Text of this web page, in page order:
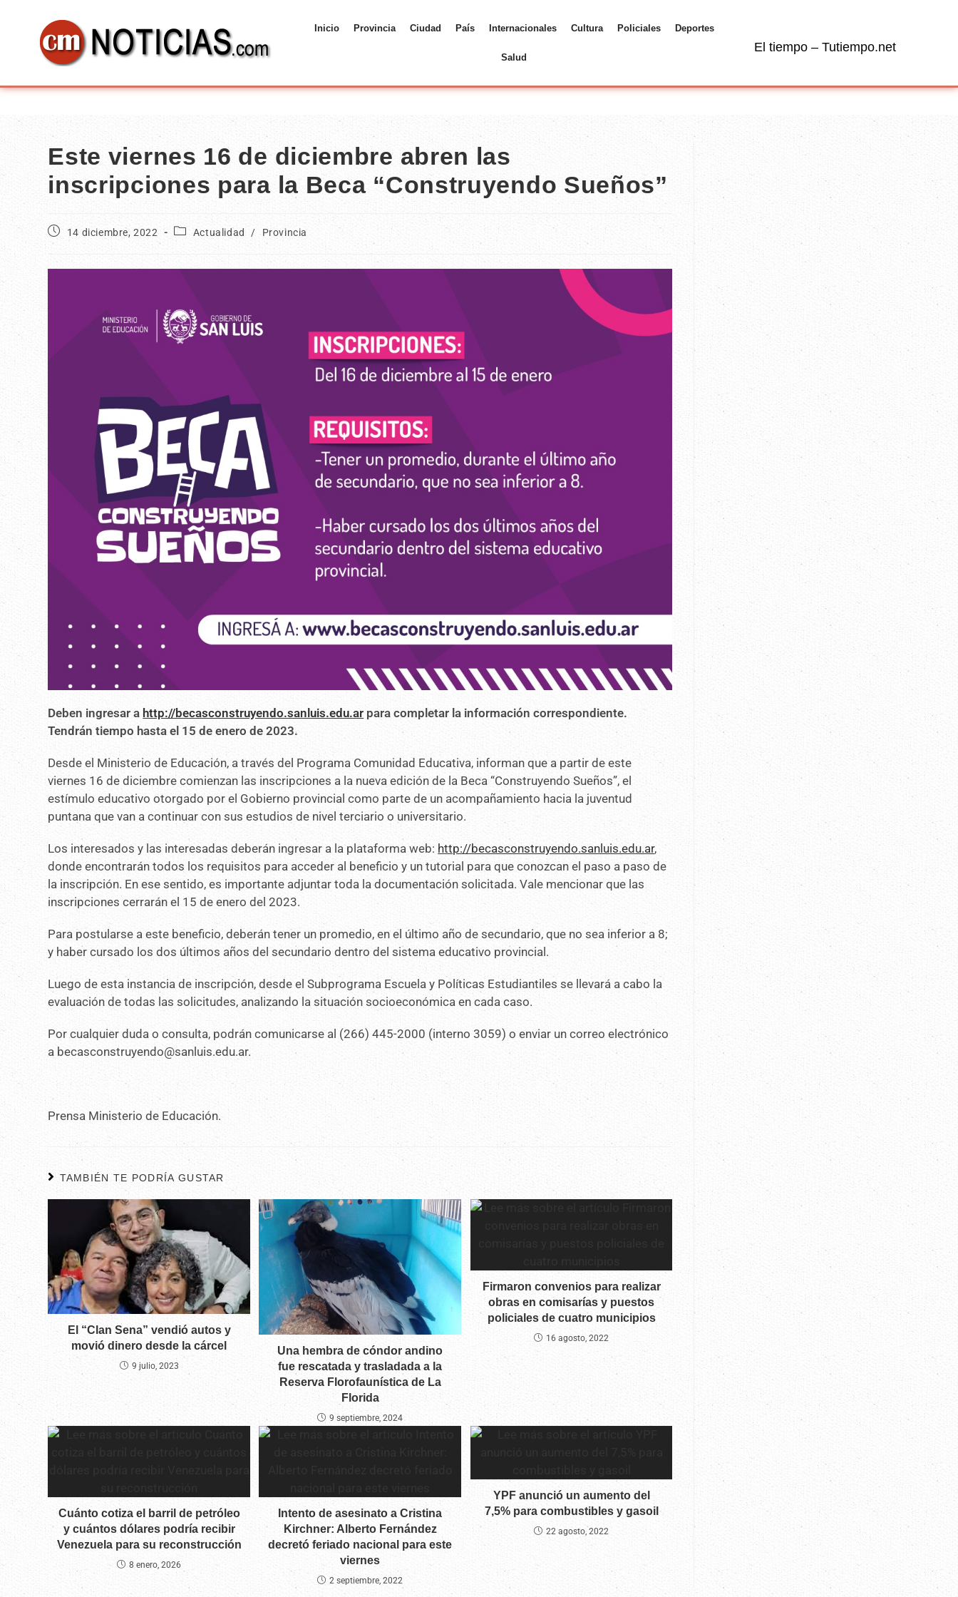
Inicio Provincia Ciudad País Internacionales Cultura Policiales Deportes
Salud
El tiempo – Tutiempo.net
Este viernes 16 de diciembre abren las
inscripciones para la Beca “Construyendo Sueños”
14 diciembre, 2022 Actualidad / Provincia
Deben ingresar a http://becasconstruyendo.sanluis.edu.ar para completar la información correspondiente.
Tendrán tiempo hasta el 15 de enero de 2023.
Desde el Ministerio de Educación, a través del Programa Comunidad Educativa, informan que a partir de este
viernes 16 de diciembre comienzan las inscripciones a la nueva edición de la Beca “Construyendo Sueños”, el
estímulo educativo otorgado por el Gobierno provincial como parte de un acompañamiento hacia la juventud
puntana que van a continuar con sus estudios de nivel terciario o universitario.
Los interesados y las interesadas deberán ingresar a la plataforma web: http://becasconstruyendo.sanluis.edu.ar,
donde encontrarán todos los requisitos para acceder al beneficio y un tutorial para que conozcan el paso a paso de
la inscripción. En ese sentido, es importante adjuntar toda la documentación solicitada. Vale mencionar que las
inscripciones cerrarán el 15 de enero del 2023.
Para postularse a este beneficio, deberán tener un promedio, en el último año de secundario, que no sea inferior a 8;
y haber cursado los dos últimos años del secundario dentro del sistema educativo provincial.
Luego de esta instancia de inscripción, desde el Subprograma Escuela y Políticas Estudiantiles se llevará a cabo la
evaluación de todas las solicitudes, analizando la situación socioeconómica en cada caso.
Por cualquier duda o consulta, podrán comunicarse al (266) 445-2000 (interno 3059) o enviar un correo electrónico
a becasconstruyendo@sanluis.edu.ar.
Prensa Ministerio de Educación.
TAMBIÉN TE PODRÍA GUSTAR
El “Clan Sena” vendió autos y
movió dinero desde la cárcel
9 julio, 2023
Una hembra de cóndor andino
fue rescatada y trasladada a la
Reserva Florofaunística de La
Florida
9 septiembre, 2024
Firmaron convenios para realizar
obras en comisarías y puestos
policiales de cuatro municipios
16 agosto, 2022
Cuánto cotiza el barril de petróleo
y cuántos dólares podría recibir
Venezuela para su reconstrucción
8 enero, 2026
Intento de asesinato a Cristina
Kirchner: Alberto Fernández
decretó feriado nacional para este
viernes
2 septiembre, 2022
YPF anunció un aumento del
7,5% para combustibles y gasoil
22 agosto, 2022